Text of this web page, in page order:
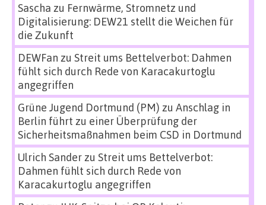
Sascha zu Fernwärme, Stromnetz und
Digitalisierung: DEW21 stellt die Weichen für
die Zukunft
DEWFan zu Streit ums Bettelverbot: Dahmen
fühlt sich durch Rede von Karacakurtoglu
angegriffen
Grüne Jugend Dortmund (PM) zu Anschlag in
Berlin führt zu einer Überprüfung der
Sicherheitsmaßnahmen beim CSD in Dortmund
Ulrich Sanderzu Streit ums Bettelverbot:
Dahmen fühlt sich durch Rede von
Karacakurtoglu angegriffen